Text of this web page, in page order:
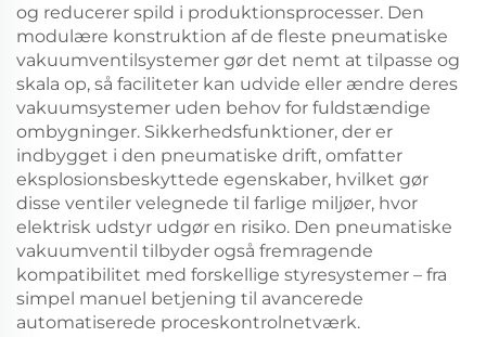
og reducerer spild i produktionsprocesser. Den
modulære konstruktion af de fleste pneumatiske
vakuumventilsystemer gør det nemt at tilpasse og
skala op, så faciliteter kan udvide eller ændre deres
vakuumsystemer uden behov for fuldstændige
ombygninger. Sikkerhedsfunktioner, der er
indbygget i den pneumatiske drift, omfatter
eksplosionsbeskyttede egenskaber, hvilket gør
disse ventiler velegnede til farlige miljøer, hvor
elektrisk udstyr udgør en risiko. Den pneumatiske
vakuumventil tilbyder også fremragende
kompatibilitet med forskellige styresystemer – fra
simpel manuel betjening til avancerede
automatiserede proceskontrolnetværk.